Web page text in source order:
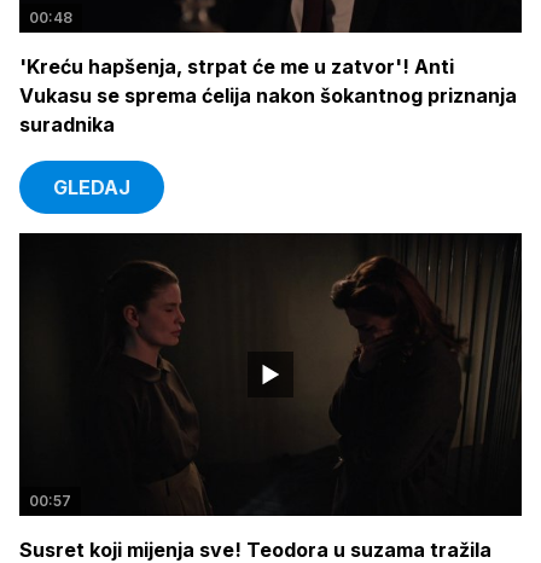
00:48
'Kreću hapšenja, strpat će me u zatvor'! Anti
Vukasu se sprema ćelija nakon šokantnog priznanja
suradnika
GLEDAJ
00:57
Susret koji mijenja sve! Teodora u suzama tražila